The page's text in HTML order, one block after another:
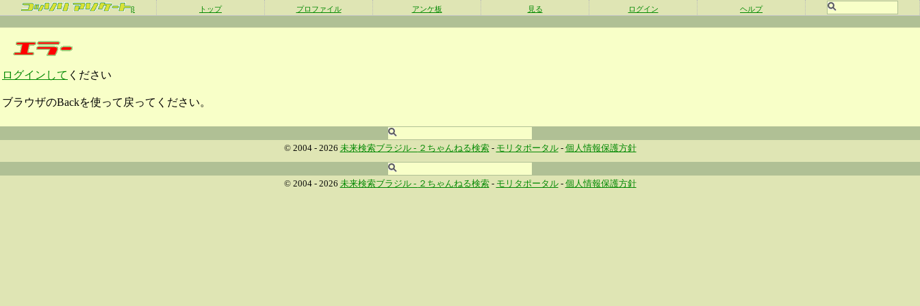
β トップ プロファイル アンケ板 見る ログイン ヘルプ
ログインして ください
ブラウザのBackを使って戻ってください。
© 2004 - 2026 未来検索ブラジル - ２ちゃんねる検索- モリタポータル- 個人情報保護方針
© 2004 - 2026 未来検索ブラジル - ２ちゃんねる検索- モリタポータル- 個人情報保護方針